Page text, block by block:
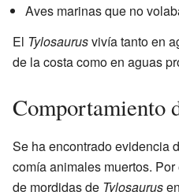
Aves marinas que no
El Tylosaurusvivía tanto en
de la costa como en aguas
Comportamiento
Se ha encontrado evidencia
comía animales muertos.
de mordidas de Tylosaurus